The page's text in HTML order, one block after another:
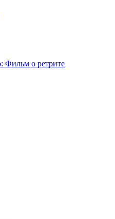
Фильм о ретрите